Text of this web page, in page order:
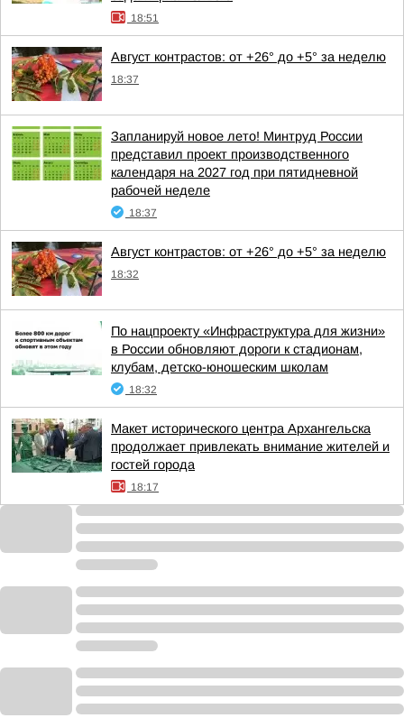
18:51
Август контрастов: от +26° до +5° за неделю
18:37
Запланируй новое лето! Минтруд России
представил проект производственного
календаря на 2027 год при пятидневной
рабочей неделе
18:37
Август контрастов: от +26° до +5° за неделю
18:32
По нацпроекту «Инфраструктура для жизни»
в России обновляют дороги к стадионам,
клубам, детско-юношеским школам
18:32
Макет исторического центра Архангельска
продолжает привлекать внимание жителей и
гостей города
18:17